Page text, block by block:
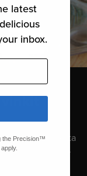
raaka-aineita
ruokaan.
latest
inbox.
the Precision™